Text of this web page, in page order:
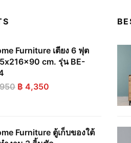
Furniture เตียง 6 ฟุต
cm. รุ่น BE-
Original
฿ 4,350Current
Furniture ตู้เก็บของใต้